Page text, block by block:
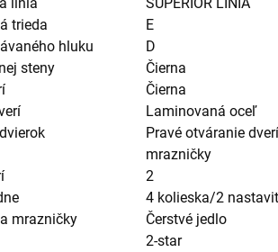
trieda
E
hluku
D
steny
Čierna
Čierna
Laminovaná oceľ
Pravé otváranie
mrazničky
2
4 kolieska/2
mrazničky
Čerstvé jedlo
2-star